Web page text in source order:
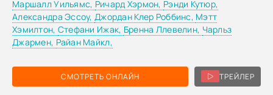
СМОТРЕТЬ ОНЛАЙН ТРЕЙЛЕР
Маршалл Уильямс, Ричард Хэрмон, Рэнди Кутюр,
Александра Эссоу,Джордан Клер Роббинс, Мэтт
Хэмилтон, Стефани Ижак, Бренна Ллевелин, Чарльз
Джармен, Райан Майкл,